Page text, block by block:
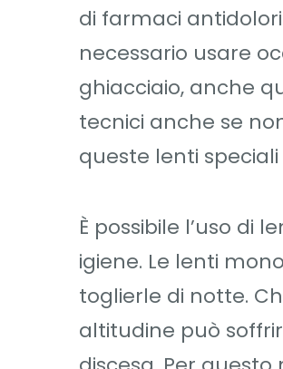
di farmaci
necessario usare
ghiacciaio, anche
tecnici anche se
queste lenti
È possibile l’uso di
igiene. Le lenti
toglierle di notte.
altitudine può